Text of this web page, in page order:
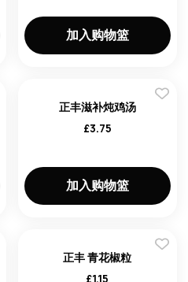
加入购物篮
正丰滋补炖鸡汤
£3.75
加入购物篮
正丰 青花椒粒
£1.15